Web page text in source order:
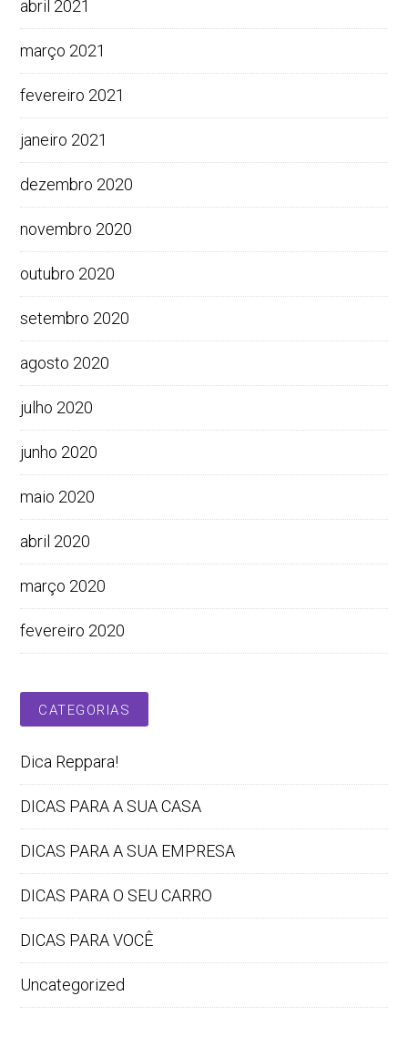
abril 2021
março 2021
fevereiro 2021
janeiro 2021
dezembro 2020
novembro 2020
outubro 2020
setembro 2020
agosto 2020
julho 2020
junho 2020
maio 2020
abril 2020
março 2020
fevereiro 2020
CATEGORIAS
Dica Reppara!
DICAS PARA A SUA CASA
DICAS PARA A SUA EMPRESA
DICAS PARA O SEU CARRO
DICAS PARA VOCÊ
Uncategorized